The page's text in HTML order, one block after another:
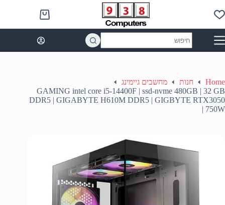
to
content
Shopping
cart
results
Home חנות
מחשבים גיימינג
GAMING intel core i5-14400F | ssd-nvme 480GB | 32 GB
DDR5 | GIGABYTE H610M DDR5 | GIGBYTE RTX3050
| 750W